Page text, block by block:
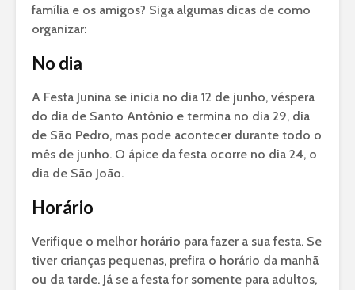
família e os amigos? Siga algumas dicas de como
organizar:
No dia
A Festa Junina se inicia no dia 12 de junho, véspera
do dia de Santo Antônio e termina no dia 29, dia
de São Pedro, mas pode acontecer durante todo o
mês de junho. O ápice da festa ocorre no dia 24, o
dia de São João.
Horário
Verifique o melhor horário para fazer a sua festa. Se
tiver crianças pequenas, prefira o horário da manhã
ou da tarde. Já se a festa for somente para adultos,